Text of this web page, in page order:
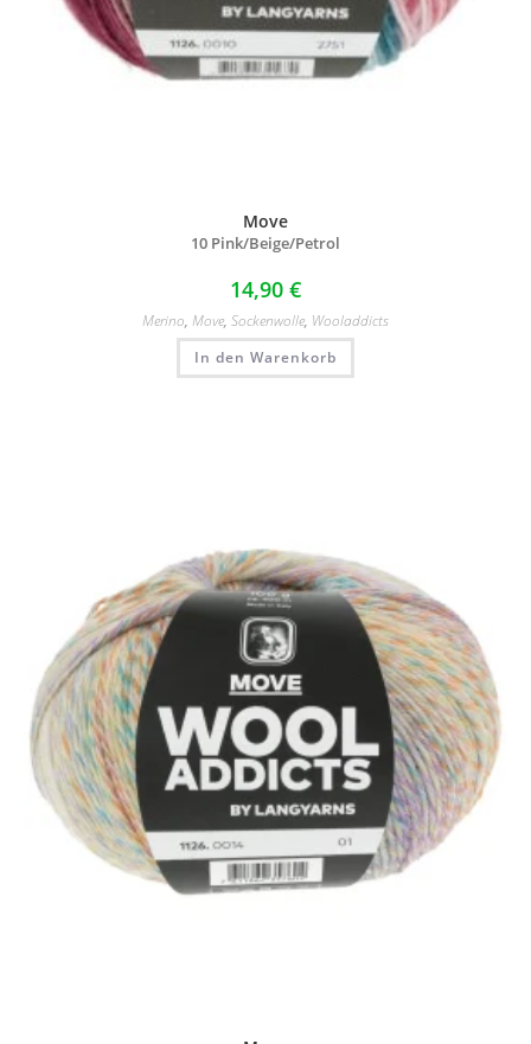
Move
10 Pink/Beige/Petrol
14,90 €
Merino, Move, Sockenwolle, Wooladdicts
In den Warenkorb